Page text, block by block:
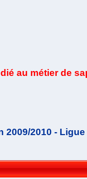
au métier de
2009/2010 - Ligue